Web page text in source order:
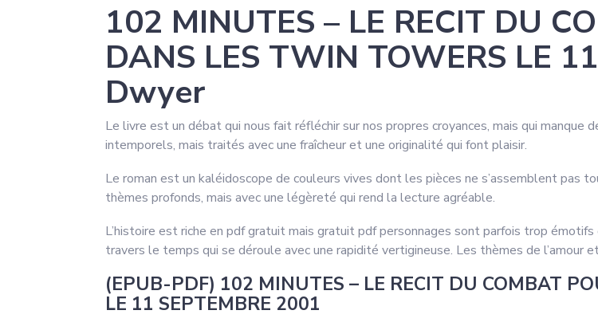
102 MINUTES – LE RECIT DU
DANS LES TWIN TOWERS LE
Dwyer
Le livre est un débat qui nous fait réfléchir sur nos propres croyances, mais qui manque
intemporels, mais traités avec une fraîcheur et une originalité qui font plaisir.
Le roman est un kaléidoscope de couleurs vives dont les pièces ne s’assemblent pas
thèmes profonds, mais avec une légèreté qui rend la lecture agréable.
L’histoire est riche en pdf gratuit mais gratuit pdf personnages sont parfois trop
travers le temps qui se déroule avec une rapidité vertigineuse. Les thèmes de
(EPUB-PDF) 102 MINUTES – LE RECIT DU COMBAT
LE 11 SEPTEMBRE 2001